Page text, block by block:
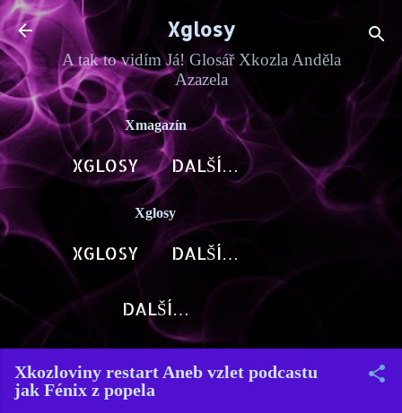
Přeskočit na hlavní obsah
Xglosy
A tak to vidím Já! Glosář Xkozla Anděla
Azazela
Xmagazín
XGLOSY DALŠÍ…
Xglosy
XGLOSY DALŠÍ…
DALŠÍ…
Xkozloviny restart Aneb vzlet podcastu
jak Fénix z popela